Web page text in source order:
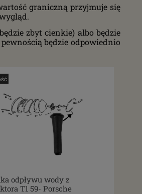
graniczną przyjmuje się
zbyt cienkie) albo będzie
będzie odpowiednio
odpływu wody z
T1 59- Porsche